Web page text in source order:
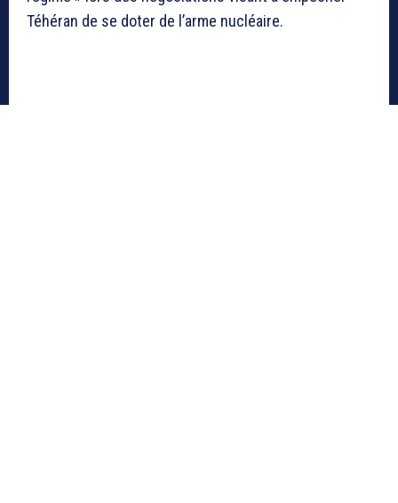
Téhéran de se doter de l’arme nucléaire.